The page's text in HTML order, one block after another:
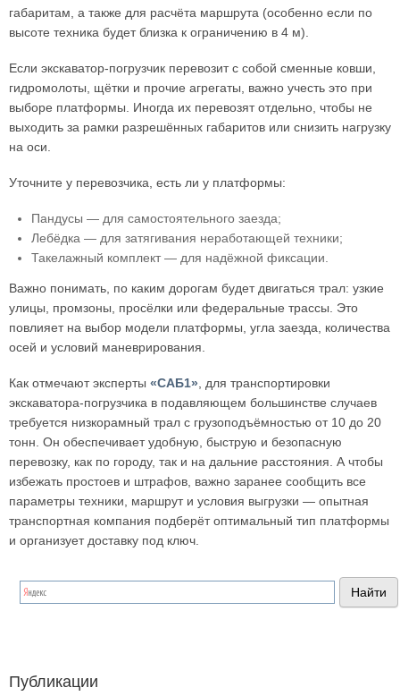
габаритам, а также для расчёта маршрута (особенно если по
высоте техника будет близка к ограничению в 4 м).
Если экскаватор-погрузчик перевозит с собой сменные ковши,
гидромолоты, щётки и прочие агрегаты, важно учесть это при
выборе платформы. Иногда их перевозят отдельно, чтобы не
выходить за рамки разрешённых габаритов или снизить нагрузку
на оси.
Уточните у перевозчика, есть ли у платформы:
Пандусы — для самостоятельного заезда;
Лебёдка — для затягивания неработающей техники;
Такелажный комплект — для надёжной фиксации.
Важно понимать, по каким дорогам будет двигаться трал: узкие
улицы, промзоны, просёлки или федеральные трассы. Это
повлияет на выбор модели платформы, угла заезда, количества
осей и условий маневрирования.
Как отмечают эксперты «САБ1» , для транспортировки
экскаватора-погрузчика в подавляющем большинстве случаев
требуется низкорамный трал с грузоподъёмностью от 10 до 20
тонн. Он обеспечивает удобную, быструю и безопасную
перевозку, как по городу, так и на дальние расстояния. А чтобы
избежать простоев и штрафов, важно заранее сообщить все
параметры техники, маршрут и условия выгрузки — опытная
транспортная компания подберёт оптимальный тип платформы
и организует доставку под ключ.
Публикации